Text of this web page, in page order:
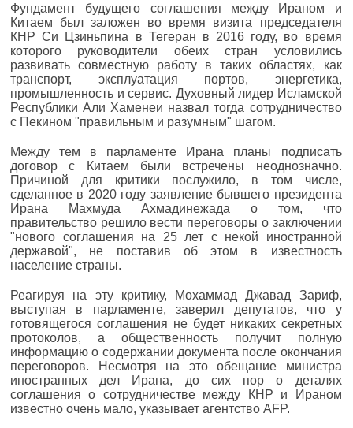
Фундамент будущего соглашения между Ираном и
Китаем был заложен во время визита председателя
КНР Си Цзиньпина в Тегеран в 2016 году, во время
которого руководители обеих стран условились
развивать совместную работу в таких областях, как
транспорт, эксплуатация портов, энергетика,
промышленность и сервис. Духовный лидер Исламской
Республики Али Хаменеи назвал тогда сотрудничество
с Пекином "правильным и разумным" шагом.
Между тем в парламенте Ирана планы подписать
договор с Китаем были встречены неоднозначно.
Причиной для критики послужило, в том числе,
сделанное в 2020 году заявление бывшего президента
Ирана Махмуда Ахмадинежада о том, что
правительство решило вести переговоры о заключении
"нового соглашения на 25 лет с некой иностранной
державой", не поставив об этом в известность
население страны.
Реагируя на эту критику, Мохаммад Джавад Зариф,
выступая в парламенте, заверил депутатов, что у
готовящегося соглашения не будет никаких секретных
протоколов, а общественность получит полную
информацию о содержании документа после окончания
переговоров. Несмотря на это обещание министра
иностранных дел Ирана, до сих пор о деталях
соглашения о сотрудничестве между КНР и Ираном
известно очень мало, указывает агентство AFP.